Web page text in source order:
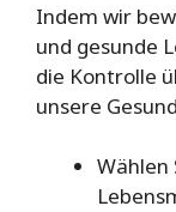
Indem wir
und gesunde
die Kontrolle
unsere
Wählen